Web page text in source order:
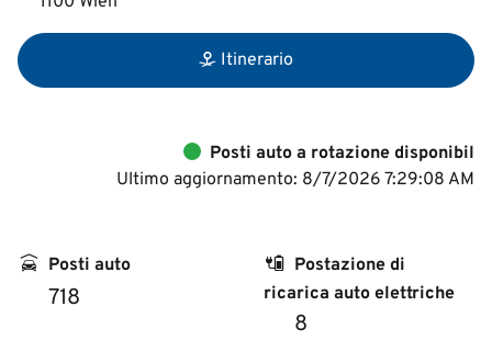
Itinerario
Posti auto a rotazione disponibil
Ultimo aggiornamento: 8/7/2026 7:29:08 AM
Posti auto
718
Postazione di
ricarica auto elettriche
8